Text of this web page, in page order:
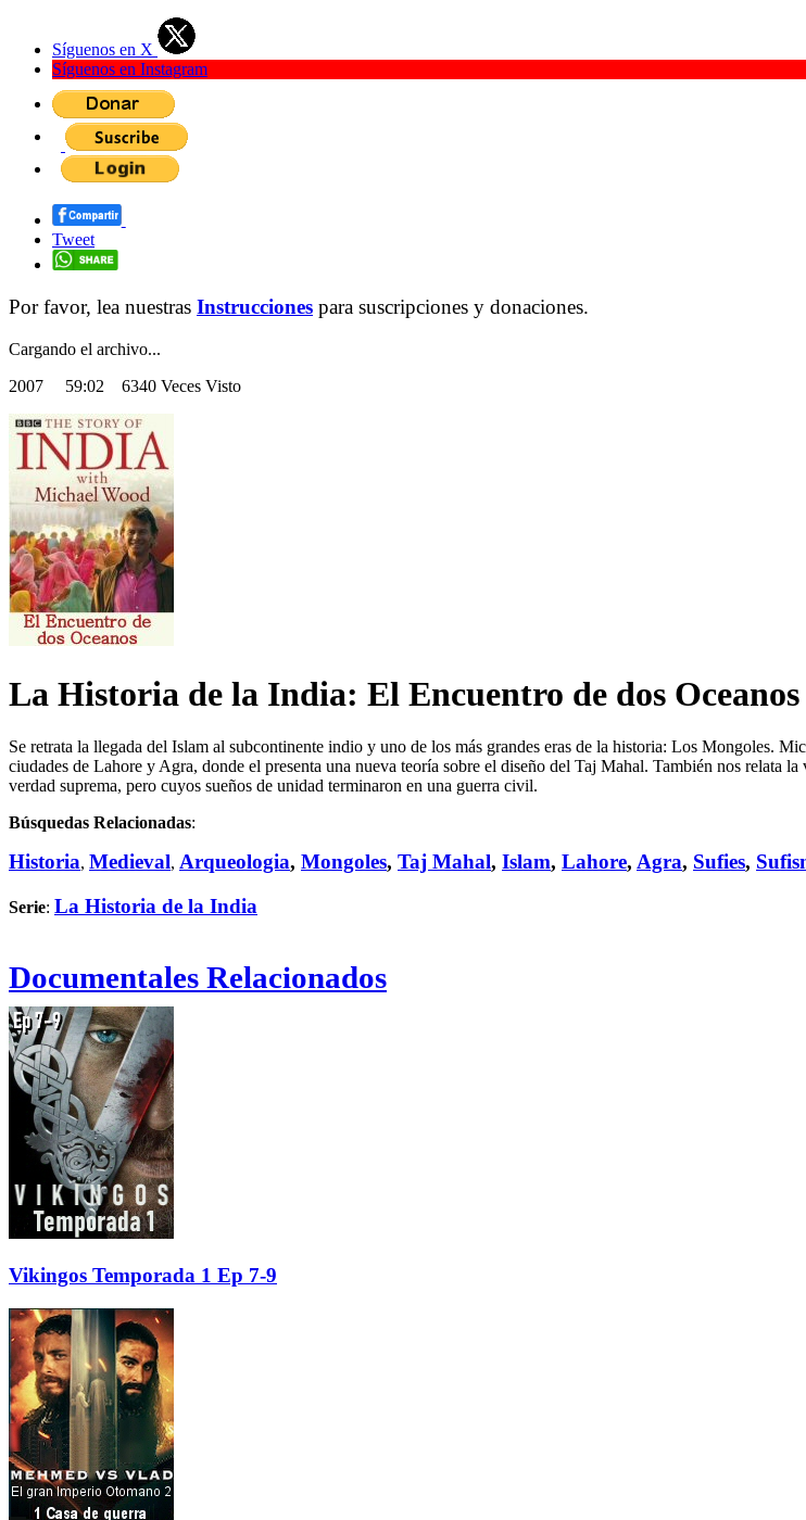
Síguenos en X
Síguenos en Instagram
Tweet
Por favor, lea nuestras Instrucciones para suscripciones y donaciones.
Cargando el archivo...
2007 59:02 6340 Veces Visto
La Historia de la India: El Encuentro de dos Oceanos
Se retrata la llegada del Islam al subcontinente indio y uno de los más grandes eras de la historia: Los Mongoles.
ciudades de Lahore y Agra, donde el presenta una nueva teoría sobre el diseño del Taj Mahal. También nos relata
verdad suprema, pero cuyos sueños de unidad terminaron en una guerra civil.
Búsquedas Relacionadas:
Historia, Medieval, Arqueologia, Mongoles, Taj Mahal, Islam, Lahore, Agra, Sufies,
Serie: La Historia de la India
Documentales Relacionados
Vikingos Temporada 1 Ep 7-9